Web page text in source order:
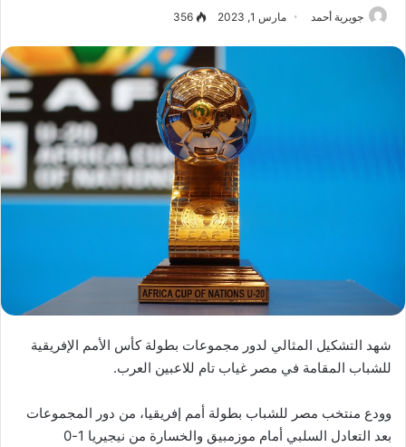
جويرية أحمد مارس 1, 2023 356
شهد التشكيل المثالي لدور مجموعات بطولة كأس الأمم الإفريقية
للشباب المقامة في مصر غياب تام للاعبين العرب.
وودع منتخب مصر للشباب بطولة أمم إفريقيا، من دور المجموعات
بعد التعادل السلبي أمام موزمبيق والخسارة من نيجيريا 1-0